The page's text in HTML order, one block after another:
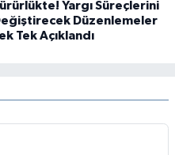
Yargı Süreçlerini
Düzenlemeler
Tek Açıklandı